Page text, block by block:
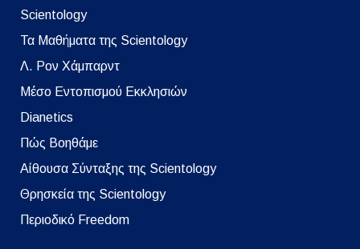
Scientology
Τα Μαθήματα της Scientology
Λ. Ρον Χάμπαρντ
Μέσο Εντοπισμού Εκκλησιών
Dianetics
Πώς Βοηθάμε
Αίθουσα Σύνταξης της Scientology
Θρησκεία της Scientology
Περιοδικό Freedom